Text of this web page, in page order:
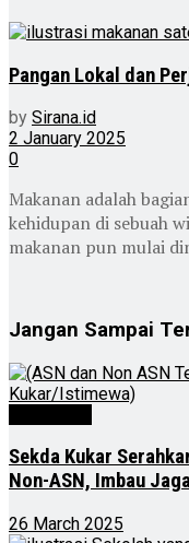
Pangan Lokal dan
by Sirana.id
2 January 2025
0
Makanan adalah
kehidupan di sebuah
makanan pun mulai
Jangan Sampai
Sekda Kukar
Non-ASN, Imbau
26 March 2025